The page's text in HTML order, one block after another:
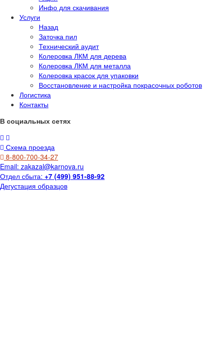
Инфо для скачивания
Услуги
Назад
Заточка пил
Технический аудит
Колеровка ЛКМ для дерева
Колеровка ЛКМ для металла
Колеровка красок для упаковки
Восстановление и настройка покрасочных роботов
Логистика
Контакты
В социальных сетях
Схема проезда
8-800-700-34-27
Email: zakazal@karnova.ru
Отдел сбыта: +7 (499) 951-88-92
Дегустация образцов